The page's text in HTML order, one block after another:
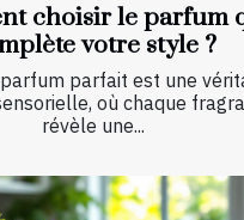
choisir le parfum
votre style ?
parfait est une
où chaque
révèle une...